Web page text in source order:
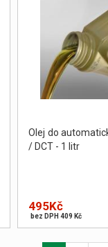
Olej do
/ DCT - 1 litr
495Kč
bez DPH 409 Kč